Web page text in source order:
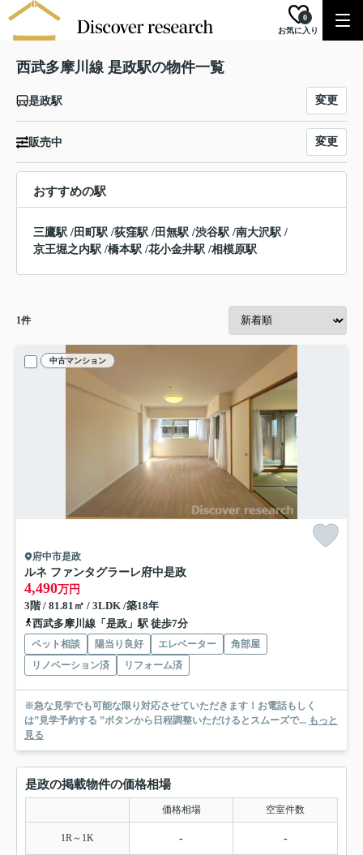
お気に入り
0
西武多摩川線 是政駅の物件一覧
是政駅 変更
販売中 変更
おすすめの駅
三鷹駅 /田町駅 /荻窪駅 /田無駅 /渋谷駅 /南大沢駅 /
京王堀之内駅 /橋本駅 /花小金井駅 /相模原駅
1件
中古マンション
府中市是政
ルネ ファンタグラーレ府中是政
4,490万円
3階 / 81.81㎡ / 3LDK /築18年
西武多摩川線「是政」駅 徒歩7分
ペット相談 陽当り良好 エレベーター
角部屋
リノベーション済
リフォーム済
※急な見学でも可能な限り対応させていただきます！お電話もしく
は”見学予約する ”ボタンから日程調整いただけるとスムーズで... もっと
見る
是政の掲載物件の価格相場
価格相場 空室件数
1R～1K - -